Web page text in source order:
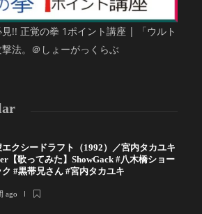
!! 正覚の拳 1ポイント講座 | 「ウルト
法。＠しょーがっくらぶ
エクシードラフト（1992）／宮内タカユキ
【歌ってみた】ShowGack #八木橋ショー
ク #黒帯兄さん #宮内タカユキ
ago